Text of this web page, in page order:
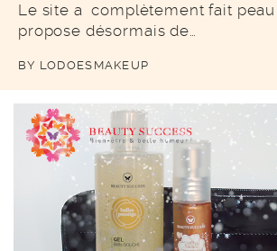
Le site a complètement fait
propose désormais de…
BY LODOESMAKEUP